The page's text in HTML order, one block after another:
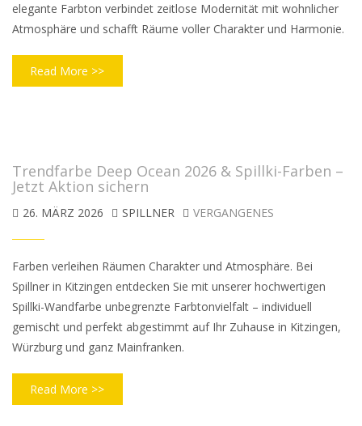
elegante Farbton verbindet zeitlose Modernität mit wohnlicher
Atmosphäre und schafft Räume voller Charakter und Harmonie.
Read More >>
Trendfarbe Deep Ocean 2026 & Spillki-Farben –
Jetzt Aktion sichern
26. MÄRZ 2026 SPILLNER VERGANGENES
Farben verleihen Räumen Charakter und Atmosphäre. Bei
Spillner in Kitzingen entdecken Sie mit unserer hochwertigen
Spillki-Wandfarbe unbegrenzte Farbtonvielfalt – individuell
gemischt und perfekt abgestimmt auf Ihr Zuhause in Kitzingen,
Würzburg und ganz Mainfranken.
Read More >>